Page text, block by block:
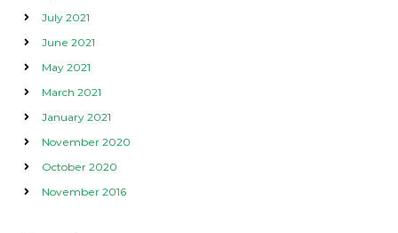
July 2021
June 2021
May 2021
March 2021
January 2021
November 2020
October 2020
November 2016